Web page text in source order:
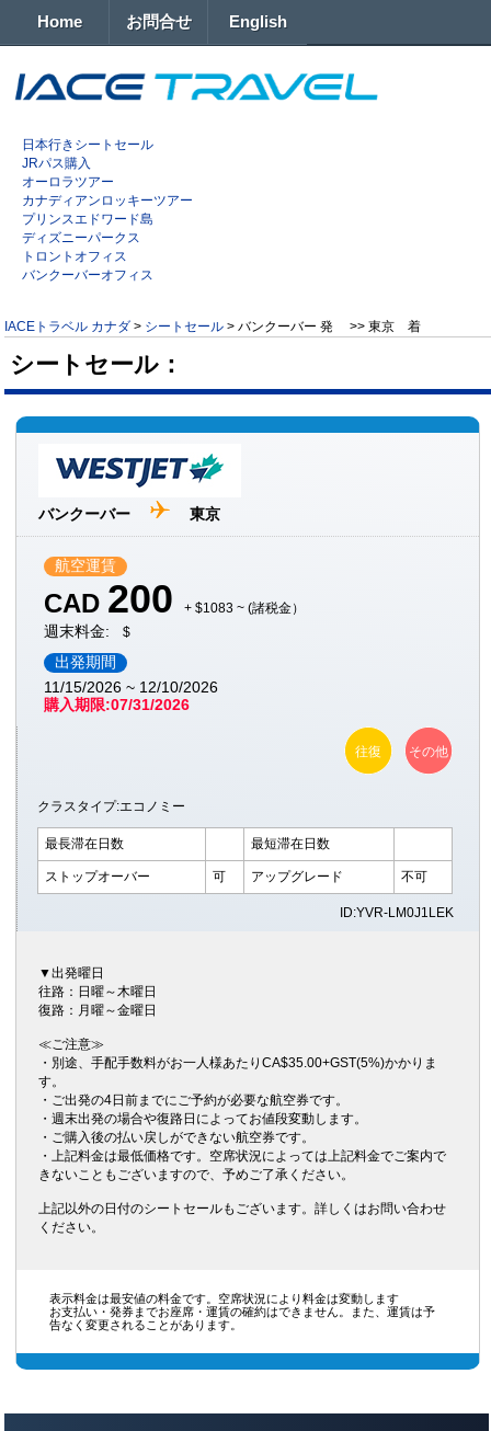
Home お問合せ English
日本行きシートセール
JRパス購入
オーロラツアー
カナディアンロッキーツアー
プリンスエドワード島
ディズニーパークス
トロントオフィス
バンクーバーオフィス
IACEトラベル カナダ > シートセール > バンクーバー 発 >> 東京 着
シートセール：
バンクーバー 東京
航空運賃
CAD 200 + $1083 ~ (諸税金）
週末料金: $
出発期間
11/15/2026 ~ 12/10/2026
購入期限:07/31/2026
その他
往復
クラスタイプ:エコノミー
最長滞在日数 最短滞在日数
ストップオーバー 可 アップグレード 不可
ID:YVR-LM0J1LEK
▼出発曜日
往路：日曜～木曜日
復路：月曜～金曜日
≪ご注意≫
・別途、手配手数料がお一人様あたりCA$35.00+GST(5%)かかりま
す。
・ご出発の4日前までにご予約が必要な航空券です。
・週末出発の場合や復路日によってお値段変動します。
・ご購入後の払い戻しができない航空券です。
・上記料金は最低価格です。空席状況によっては上記料金でご案内で
きないこともございますので、予めご了承ください。
上記以外の日付のシートセールもございます。詳しくはお問い合わせ
ください。
表示料金は最安値の料金です。空席状況により料金は変動します
お支払い・発券までお座席・運賃の確約はできません。また、運賃は予
告なく変更されることがあります。